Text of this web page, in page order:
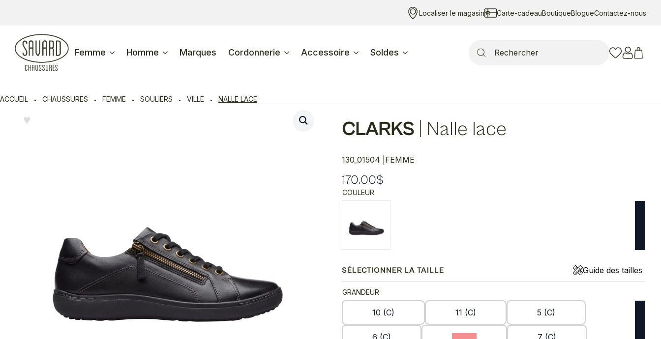
Localiser le magasin Carte-cadeauBoutiqueBlogueContactez-nous
Femme Homme Marques Cordonnerie Accessoire Soldes
for:
ACCUEIL CHAUSSURES FEMME SOULIERS VILLE NALLE LACE
♥︎ CLARKS Nalle lace
130_01504 | FEMME
170.00$
COULEUR
SÉLECTIONNER LA TAILLE Guide des tailles
GRANDEUR
10 (C) 11 (C) 5 (C)